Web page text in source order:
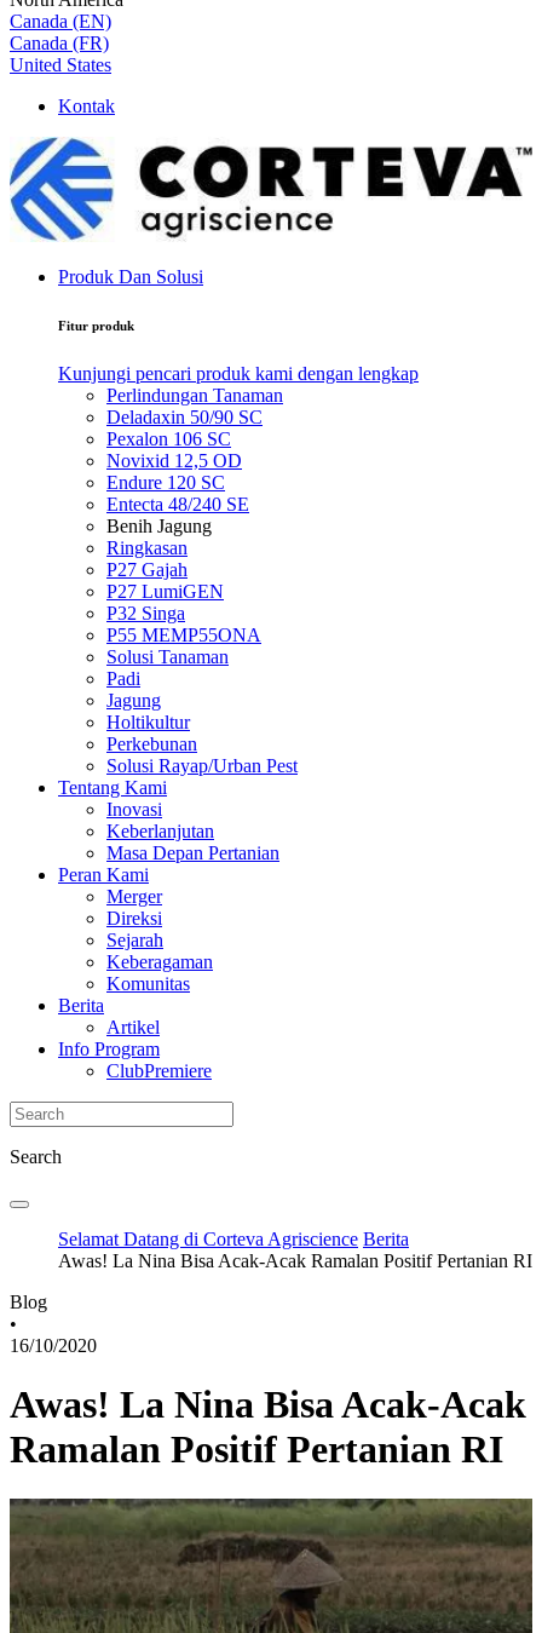
Canada (EN)
Canada (FR)
United States
Kontak
Produk Dan Solusi
Fitur produk
Kunjungi pencari produk kami dengan lengkap
Perlindungan Tanaman
Deladaxin 50/90 SC
Pexalon 106 SC
Novixid 12,5 OD
Endure 120 SC
Entecta 48/240 SE
Benih Jagung
Ringkasan
P27 Gajah
P27 LumiGEN
P32 Singa
P55 MEMP55ONA
Solusi Tanaman
Padi
Jagung
Holtikultur
Perkebunan
Solusi Rayap/Urban Pest
Tentang Kami
Inovasi
Keberlanjutan
Masa Depan Pertanian
Peran Kami
Merger
Direksi
Sejarah
Keberagaman
Komunitas
Berita
Artikel
Info Program
ClubPremiere
Search
Selamat Datang di Corteva Agriscience Berita
Awas! La Nina Bisa Acak-Acak Ramalan Positif Pertanian RI
Blog
•
16/10/2020
Awas! La Nina Bisa Acak-Acak
Ramalan Positif Pertanian RI